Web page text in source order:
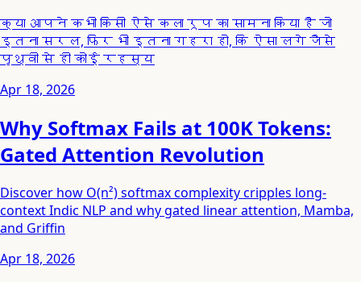
क्या आपने कभी किसी ऐसे कला रूप का सामना किया है जो
इतना सरल, फिर भी इतना गहरा हो, कि ऐसा लगे जैसे
पृथ्वी से ही कोई रहस्य
Apr 18, 2026
Why Softmax Fails at 100K Tokens:
Gated Attention Revolution
Discover how O(n²) softmax complexity cripples long-
context Indic NLP and why gated linear attention, Mamba,
and Griffin
Apr 18, 2026